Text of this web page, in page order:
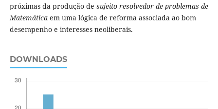
próximas da produção de sujeito resolvedor de problemas de
Matemáticaem uma lógica de reforma associada ao bom
desempenho e interesses neoliberais.
DOWNLOADS